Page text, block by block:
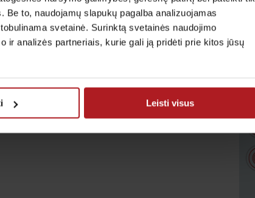
to, naudojamų slapukų pagalba analizuojamas
svetainė. Surinktą svetainės naudojimo
ir analizės partneriais, kurie gali ją pridėti prie kitos jūsų
Leisti visus